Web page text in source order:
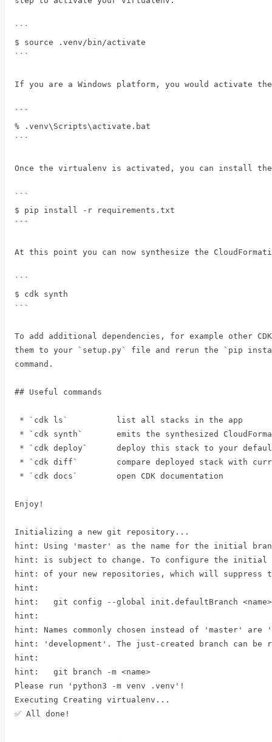
```
$ source .venv/bin/activate
```
If you are a Windows platform, you would activate
```
% .venv\Scripts\activate.bat
```
Once the virtualenv is activated, you can install the
```
$ pip install -r requirements.txt
```
At this point you can now synthesize the
```
$ cdk synth
```
To add additional dependencies, for example other
them to your `setup.py` file and rerun the `pip
command.
## Useful commands
Enjoy!
Initializing a new git repository...
hint: Using 'master' as the name for the initial
hint: is subject to change. To configure the initial
hint: of your new repositories, which will suppress
hint:
hint:   git config --global init.defaultBranch <name>
hint:
hint: Names commonly chosen instead of 'master'
hint: 'development'. The just-created branch can be
hint:
hint:   git branch -m <name>
Please run 'python3 -m venv .venv'!
Executing Creating virtualenv...
✅ All done!